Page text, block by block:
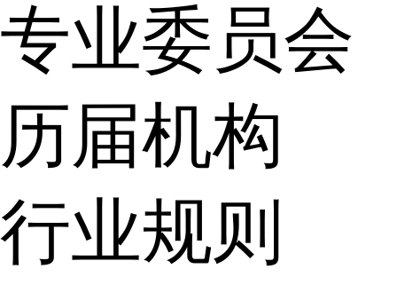
专业委员会
历届机构
行业规则